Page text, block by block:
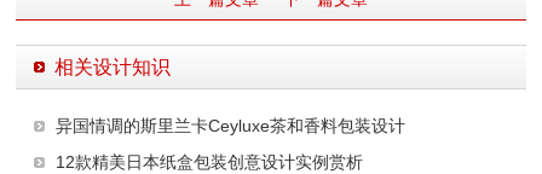
相关设计知识
异国情调的斯里兰卡Ceyluxe茶和香料包装设计
12款精美日本纸盒包装创意设计实例赏析